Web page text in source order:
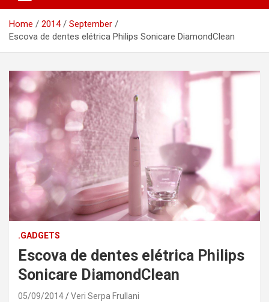
Home 2014
September
Escova de dentes elétrica Philips Sonicare DiamondClean
.GADGETS
Escova de dentes elétrica Philips
Sonicare DiamondClean
05/09/2014 Veri Serpa Frullani